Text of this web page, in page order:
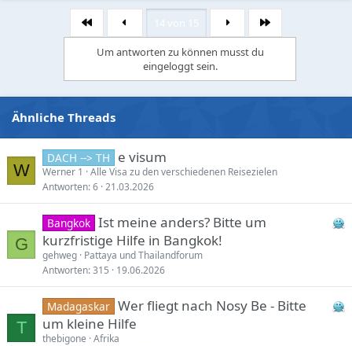
Erste
Letzte
Um antworten zu können musst du
eingeloggt sein.
Ähnliche Threads
W
DACH --> TH e visum
Werner 1
Alle Visa zu den verschiedenen Reisezielen
Antworten 6 21.03.2026
G
Bangkok Ist meine anders? Bitte um
kurzfristige Hilfe in Bangkok!
gehweg Pattaya und Thailandforum
Antworten 315 19.06.2026
T
Madagaskar Wer fliegt nach Nosy Be - Bitte
um kleine Hilfe
thebigone Afrika